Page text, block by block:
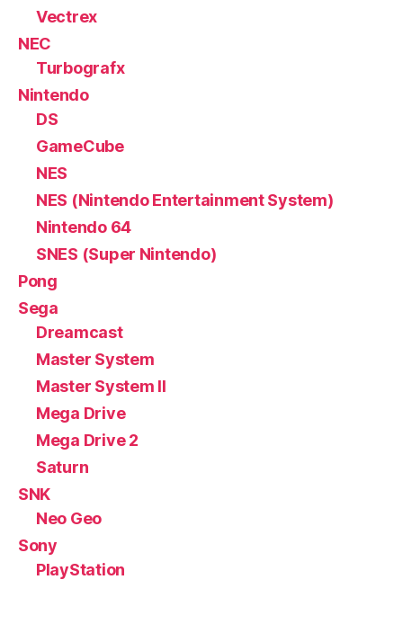
Vectrex
NEC
Turbografx
Nintendo
DS
GameCube
NES
NES (Nintendo Entertainment System)
Nintendo 64
SNES (Super Nintendo)
Pong
Sega
Dreamcast
Master System
Master System II
Mega Drive
Mega Drive 2
Saturn
SNK
Neo Geo
Sony
PlayStation